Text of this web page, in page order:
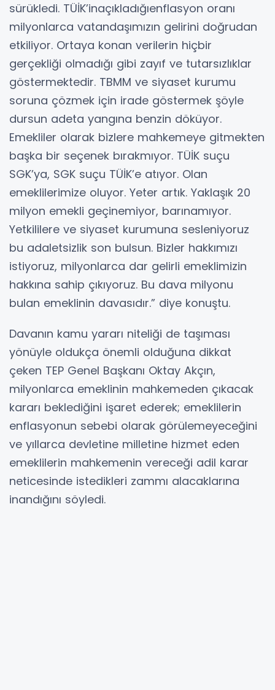
sürükledi. TÜİK’inaçıkladığıenflasyon oranı
milyonlarca vatandaşımızın gelirini doğrudan
etkiliyor. Ortaya konan verilerin hiçbir
gerçekliği olmadığı gibi zayıf ve tutarsızlıklar
göstermektedir. TBMM ve siyaset kurumu
soruna çözmek için irade göstermek şöyle
dursun adeta yangına benzin döküyor.
Emekliler olarak bizlere mahkemeye gitmekten
başka bir seçenek bırakmıyor. TÜİK suçu
SGK’ya, SGK suçu TÜİK’e atıyor. Olan
emeklilerimize oluyor. Yeter artık. Yaklaşık 20
milyon emekli geçinemiyor, barınamıyor.
Yetkililere ve siyaset kurumuna sesleniyoruz
bu adaletsizlik son bulsun. Bizler hakkımızı
istiyoruz, milyonlarca dar gelirli emeklimizin
hakkına sahip çıkıyoruz. Bu dava milyonu
bulan emeklinin davasıdır.” diye konuştu.
Davanın kamu yararı niteliği de taşıması
yönüyle oldukça önemli olduğuna dikkat
çeken TEP Genel Başkanı Oktay Akçın,
milyonlarca emeklinin mahkemeden çıkacak
kararı beklediğini işaret ederek; emeklilerin
enflasyonun sebebi olarak görülemeyeceğini
ve yıllarca devletine milletine hizmet eden
emeklilerin mahkemenin vereceği adil karar
neticesinde istedikleri zammı alacaklarına
inandığını söyledi.